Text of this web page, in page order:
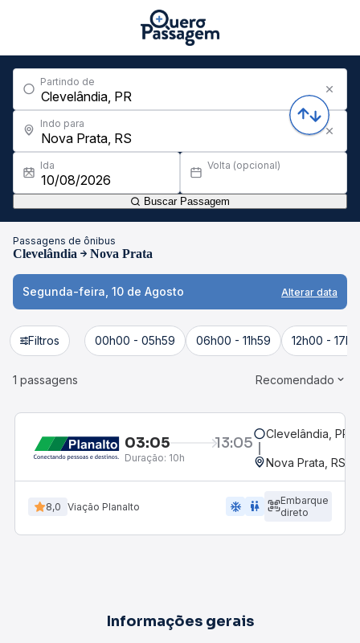
Partindo de
Indo para
Ida Volta (opcional)
Buscar Passagem
Passagens de ônibus
Clevelândia Nova Prata
Segunda-feira, 10 de Agosto Alterar data
Filtros 00h00 - 05h59 06h00 - 11h59 12h00 -
1 passagens Recomendado
03:05 13:05
Duração: 10h
Clevelândia, PR
Nova Prata, RS
8,0 Viação Planalto ac_unit wc
Embarque
direto
Informações gerais